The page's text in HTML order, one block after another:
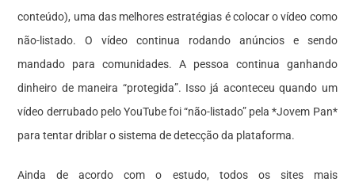
conteúdo), uma das melhores estratégias é colocar o vídeo como
não-listado. O vídeo continua rodando anúncios e sendo
mandado para comunidades. A pessoa continua ganhando
dinheiro de maneira “protegida”. Isso já aconteceu quando um
vídeo derrubado pelo YouTube foi “não-listado” pela *Jovem Pan*
para tentar driblar o sistema de detecção da plataforma.
Ainda de acordo com o estudo, todos os sitesmais